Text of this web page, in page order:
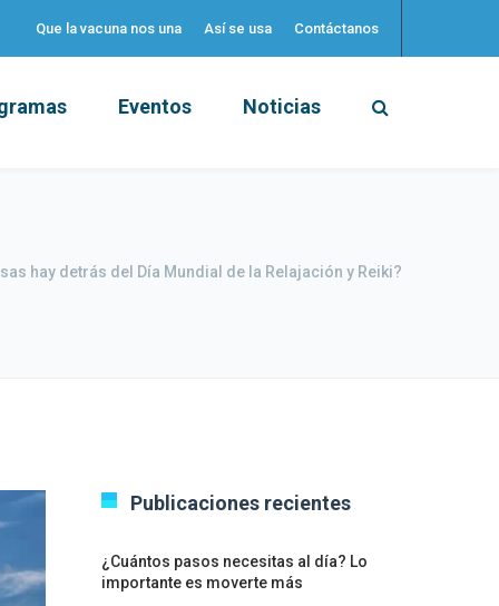
Que la vacuna nos una Así se usa Contáctanos
Eventos Noticias
hay detrás del Día Mundial de la Relajación y Reiki?
Publicaciones recientes
¿Cuántos pasos necesitas al día? Lo
importante es moverte más